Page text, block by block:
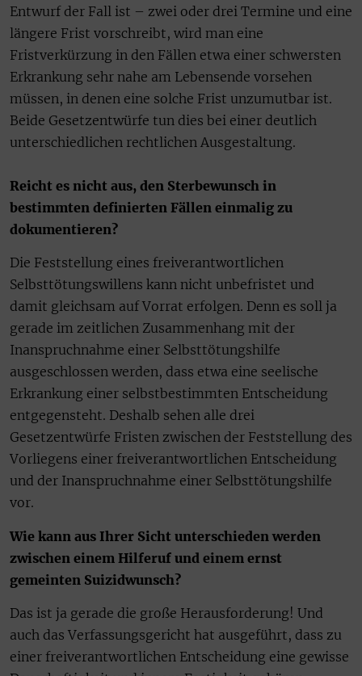
Entwurf der Fall ist – zwei oder drei Termine und eine
längere Frist vorschreibt, wird man eine
Fristverkürzung in den Fällen etwa einer schwersten
Erkrankung sehr nahe am Lebensende vorsehen
müssen, in denen eine solche Frist unzumutbar ist.
Beide Gesetzentwürfe tun dies bei einer deutlich
unterschiedlichen rechtlichen Ausgestaltung.
Reicht es nicht aus, den Sterbewunsch in
bestimmten definierten Fällen einmalig zu
dokumentieren?
Die Feststellung eines freiverantwortlichen
Selbsttötungswillens kann nicht unbefristet und
damit gleichsam auf Vorrat erfolgen. Denn es soll ja
gerade im zeitlichen Zusammenhang mit der
Inanspruchnahme einer Selbsttötungshilfe
ausgeschlossen werden, dass etwa eine seelische
Erkrankung einer selbstbestimmten Entscheidung
entgegensteht. Deshalb sehen alle drei
Gesetzentwürfe Fristen zwischen der Feststellung des
Vorliegens einer freiverantwortlichen Entscheidung
und der Inanspruchnahme einer Selbsttötungshilfe
vor.
Wie kann aus Ihrer Sicht unterschieden werden
zwischen einem Hilferuf und einem ernst
gemeinten Suizidwunsch?
Das ist ja gerade die große Herausforderung! Und
auch das Verfassungsgericht hat ausgeführt, dass zu
einer freiverantwortlichen Entscheidung eine gewisse